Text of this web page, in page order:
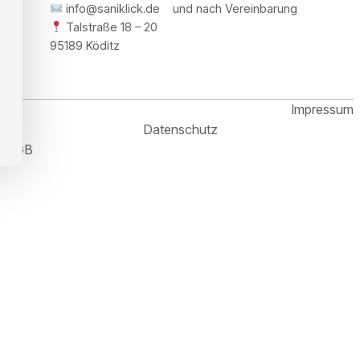
info@saniklick.de
Talstraße 18 – 20
95189 Köditz
und nach Vereinbarung
Impressum
Datenschutz
AGB